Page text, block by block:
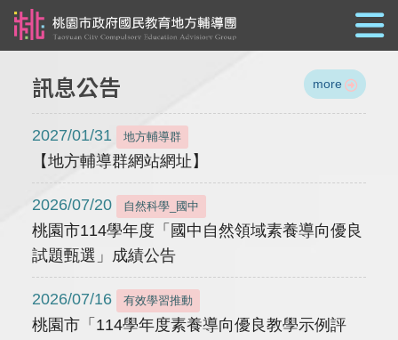
訊息公告 more
2027/01/31 地方輔導群
【地方輔導群網站網址】
2026/07/20 自然科學_國中
桃園市114學年度「國中自然領域素養導向優良
試題甄選」成績公告
2026/07/16 有效學習推動
桃園市「114學年度素養導向優良教學示例評